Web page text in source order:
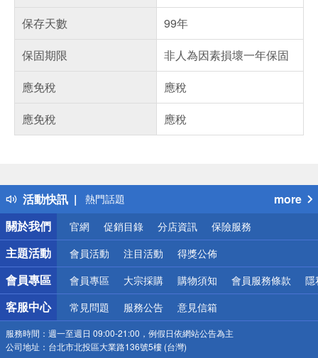
保存天數
99年
保固期限
非人為因素損壞一年保固
應免稅
應稅
應免稅
應稅
活動快訊
得獎公告
熱門話題
銀行優惠
偏遠地區配送
詐騙網頁！請小心！
more
關於我們
官網 促銷目錄 分店資訊 保險服務
主題活動 會員活動 注目活動 得獎公佈
會員專區 會員專區 大宗採購 購物須知 會員服務條款 隱
客服中心 常見問題 服務公告 意見信箱
服務時間： 週一至週日 09:00-21:00，例假日依網站公告為主
公司地址： 台北市北投區大業路136號5樓 (台灣)